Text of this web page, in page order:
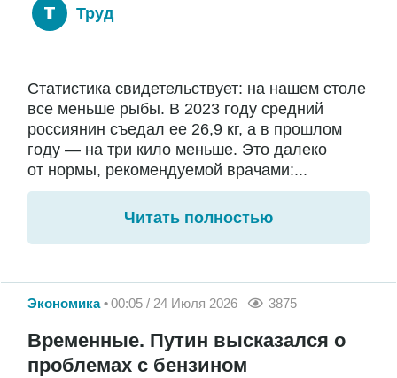
Труд
Статистика свидетельствует: на нашем столе
все меньше рыбы. В 2023 году средний
россиянин съедал ее 26,9 кг, а в прошлом
году — на три кило меньше. Это далеко
от нормы, рекомендуемой врачами:...
Читать полностью
Экономика 00:05 / 24 Июля 2026 3875
Временные. Путин высказался о
проблемах с бензином